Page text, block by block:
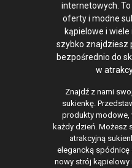
internetowych.
oferty i modne
kąpielowe i wiele
szybko znajdziesz
bezpośrednio do
w
Znajdź z nami
sukienkę.
produkty modowe,
każdy dzień.
atrakcyjną
elegancką
nowy strój kąpielowy